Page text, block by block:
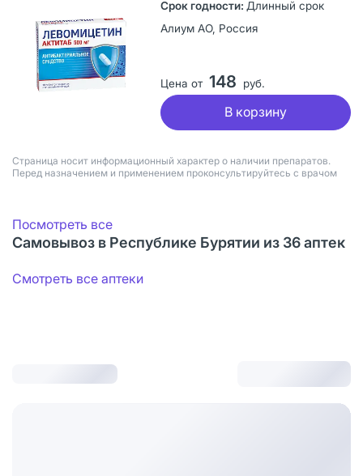
Длинный срок
Алиум АО, Россия
Цена от 148 руб.
В корзину
Страница носит информационный характер о наличии препаратов.
Перед назначением и применением проконсультируйтесь с врачом
Посмотреть все
Самовывоз в Республике Бурятии из 36 аптек
Смотреть все аптеки